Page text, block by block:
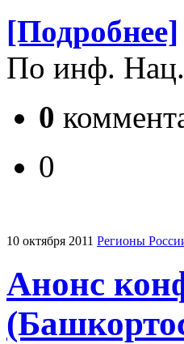
[Подробнее]
По инф.
0
0
10 октября 2011 Регионы
Анонс